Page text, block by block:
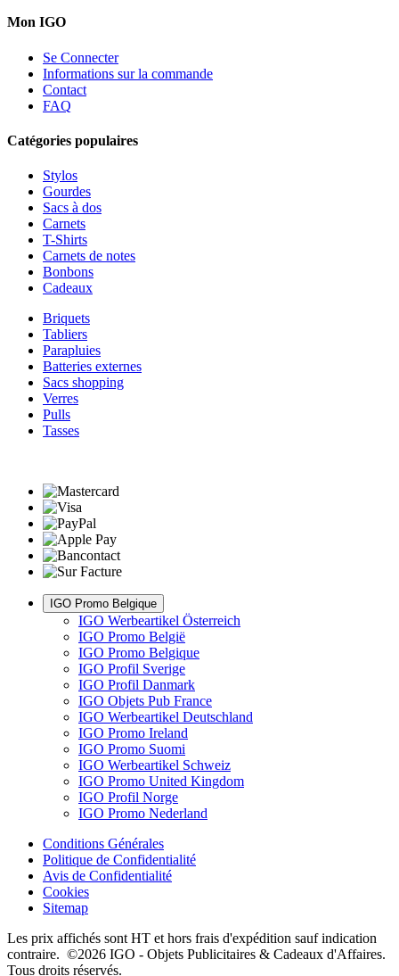
Mon IGO
Se Connecter
Informations sur la commande
Contact
FAQ
Catégories populaires
Stylos
Gourdes
Sacs à dos
Carnets
T-Shirts
Carnets de notes
Bonbons
Cadeaux
Briquets
Tabliers
Parapluies
Batteries externes
Sacs shopping
Verres
Pulls
Tasses
IGO Promo Belgique
IGO Werbeartikel Österreich
IGO Promo België
IGO Promo Belgique
IGO Profil Sverige
IGO Profil Danmark
IGO Objets Pub France
IGO Werbeartikel Deutschland
IGO Promo Ireland
IGO Promo Suomi
IGO Werbeartikel Schweiz
IGO Promo United Kingdom
IGO Profil Norge
IGO Promo Nederland
Conditions Générales
Politique de Confidentialité
Avis de Confidentialité
Cookies
Sitemap
Les prix affichés sont HT et hors frais d'expédition sauf indication
contraire. ©2026 IGO - Objets Publicitaires & Cadeaux d'Affaires.
Tous droits réservés.